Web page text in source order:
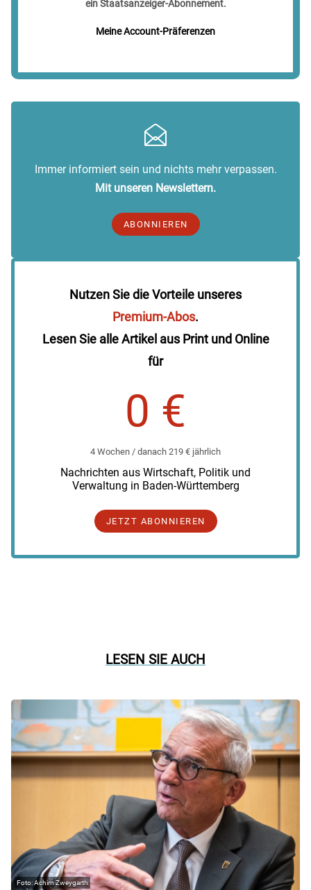
ein Staatsanzeiger-Abonnement.
Meine Account-Präferenzen
Immer informiert sein und nichts mehr verpassen.
Mit unseren Newslettern.
ABONNIEREN
Nutzen Sie die Vorteile unseres
Premium-Abos.
Lesen Sie alle Artikel aus Print und Online
für
0 €
4 Wochen / danach 219 € jährlich
Nachrichten aus Wirtschaft, Politik und
Verwaltung in Baden-Württemberg
JETZT ABONNIEREN
LESEN SIE AUCH
Achim Zweygarth